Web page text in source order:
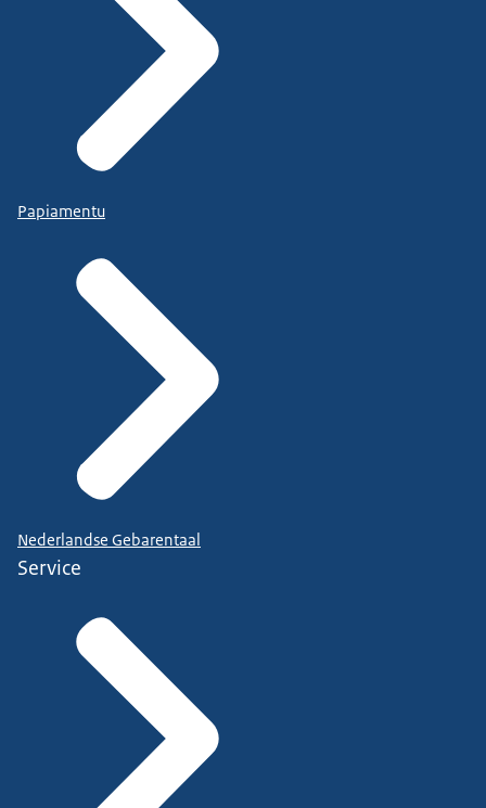
Papiamentu
Nederlandse Gebarentaal
Service